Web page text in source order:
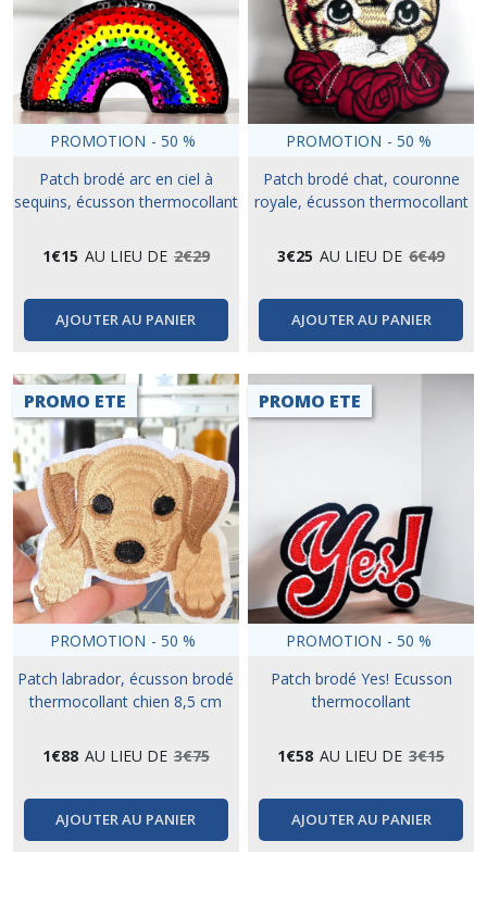
PROMOTION - 50 %
Patch brodé arc en ciel à
sequins, écusson thermocollant
1€15 AU LIEU DE 2€29
AJOUTER AU PANIER
PROMOTION - 50 %
Patch brodé chat, couronne
royale, écusson thermocollant
3€25 AU LIEU DE 6€49
AJOUTER AU PANIER
PROMO ETE
PROMOTION - 50 %
Patch labrador, écusson brodé
thermocollant chien 8,5 cm
1€88 AU LIEU DE 3€75
AJOUTER AU PANIER
PROMO ETE
PROMOTION - 50 %
Patch brodé Yes! Ecusson
thermocollant
1€58 AU LIEU DE 3€15
AJOUTER AU PANIER